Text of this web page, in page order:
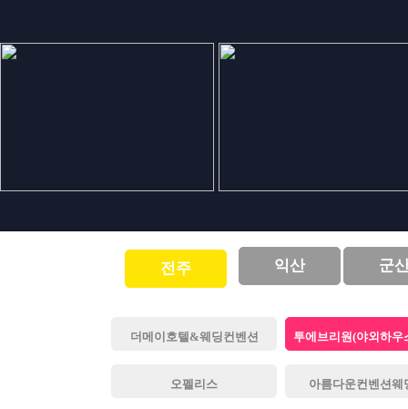
전주 익산 군
더메이호텔&웨딩컨벤션 투에브리원(야외하우
오펠리스 아름다운컨벤션웨